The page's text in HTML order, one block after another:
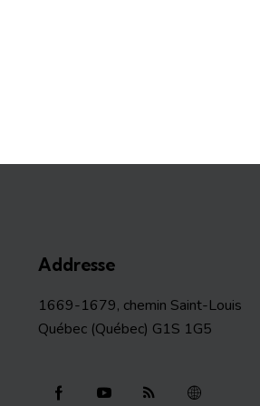
Addresse
1669-1679, chemin Saint-Louis
Québec (Québec) G1S 1G5